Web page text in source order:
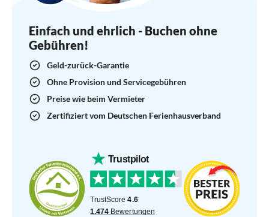
Einfach und ehrlich - Buchen ohne
Gebühren!
Geld-zurück-Garantie
Ohne Provision und Servicegebühren
Preise wie beim Vermieter
Zertifiziert vom Deutschen Ferienhausverband